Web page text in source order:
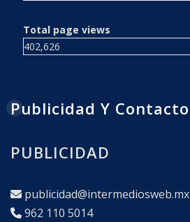
Total page views
402,626
Publicidad Y Contacto
PUBLICIDAD
publicidad@intermediosweb.mx
962 110 5014